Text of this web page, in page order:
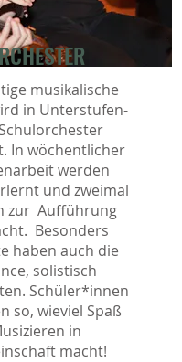
musikalische
in Unterstufen-
In wöchentlicher
werden
und zweimal
zur Aufführung
Besonders
haben auch die
solistisch
Schüler*innen
so, wieviel Spaß
in
macht!